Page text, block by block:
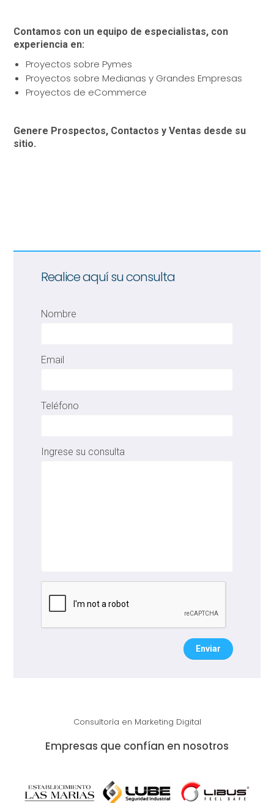
Contamos con un equipo de especialistas, con
experiencia en:
Proyectos sobre Pymes
Proyectos sobre Medianas y Grandes Empresas
Proyectos de eCommerce
Genere Prospectos, Contactos y Ventas desde su
sitio.
Realice aquí su consulta
Nombre
Email
Teléfono
Ingrese su consulta
Enviar
Consultoría en Marketing Digital
Empresas que confían en nosotros